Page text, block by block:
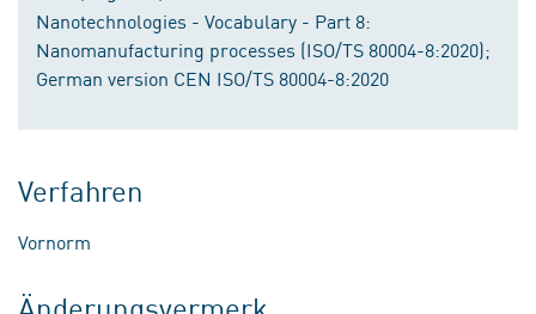
Nanotechnologies - Vocabulary - Part 8:
Nanomanufacturing processes (ISO/TS 80004-8:2020);
German version CEN ISO/TS 80004-8:2020
Verfahren
Vornorm